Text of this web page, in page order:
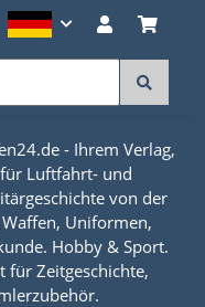
- Ihrem Verlag,
Luftfahrt- und
von der
Uniformen,
Hobby & Sport.
Zeitgeschichte,